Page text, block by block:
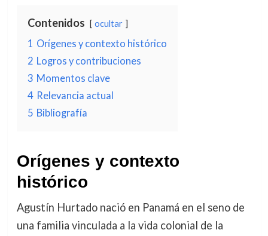
Contenidos ocultar
1 Orígenes y contexto histórico
2 Logros y contribuciones
3 Momentos clave
4 Relevancia actual
5 Bibliografía
Orígenes y contexto
histórico
Agustín Hurtado nació en Panamá en el seno de
una familia vinculada a la vida colonial de la